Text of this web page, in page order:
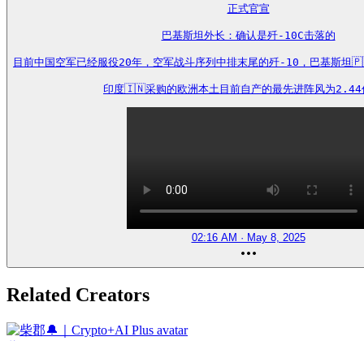
正式官宣
巴基斯坦外长：确认是歼-10C击落的
目前中国空军已经服役20年，空军战斗序列中排末尾的歼-10，巴基斯
印度🇮🇳采购的欧洲本土目前自产的最先进阵风为2.44
02:16 AM · May 8, 2025
Related Creators